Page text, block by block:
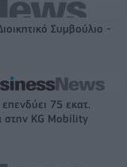
Συμβούλιο -
75 εκατ.
στην KG Mobility